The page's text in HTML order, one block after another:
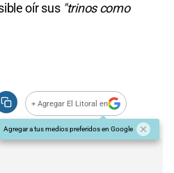
oír sus "trinos como
+ Agregar El Litoral en
Agregar a tus medios preferidos en Google